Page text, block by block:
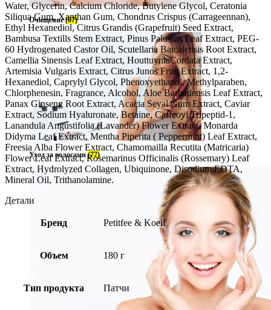
Очищение(67)
Уход за волосами(77)
Water, Glycerin, Calcium Chloride, Butylene Glycol, Ceratonia
Siliqua Gum, Xanthan Gum, Chondrus Crispus (Carrageennan),
Ethyl Hexanediol, Citrus Grandis (Grapefruit) Seed Extract,
Bambusa Textills Stem Extract, Pinus Palustris Leaf Extract, PEG-
60 Hydrogenated Castor Oil, Scutellaria Baicalensis Root Extract,
Camellia Sinensis Leaf Extract, HouttuyniaCordata Extract,
Artemisia Vulgaris Extract, Citrus Junos Fruit Extract, 1,2-
Hexanediol, Caprylyl Glycol, Phenoxyethanol, Methylparaben,
Chlorphenesin, Fragrance, Alcohol, Aloe Barbadensis Leaf Extract,
Panax Ginseng Root Extract, Acacia Seyal Gum Extract, Caviar
Extract, Sodium Hyaluronate, Betaine, Caffeoyl Tripeptid-1,
Lanandula Angustifolia (Lavander) Flower Extract, Monarda
Didyma Leaf Extract, Mentha Piperita ( Peppermint) Leaf Extract,
Freesia Alba Flower Extract, Chamomailla Recutita (Matricaria)
Flower\Leaf Extract, Rosemarinus Officinalis (Rossemary) Leaf
Extract, Hydrolyzed Collagen, Ubiquinone, Disodium EDTA,
Mineral Oil, Trithanolamine.
Детали
Бренд Petitfee & Koelf
Объем 180 г
Тип продукта Патчи